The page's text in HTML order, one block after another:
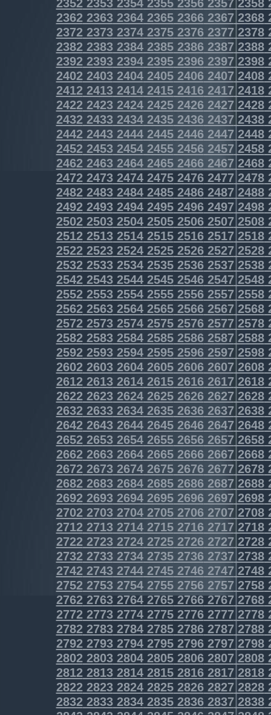
2362236323642365236623672368
2372237323742375237623772378
2382238323842385238623872388
2392239323942395239623972398
2402240324042405240624072408
2412241324142415241624172418
2422242324242425242624272428
243224332434243524362437 2438
2442244324442445244624472448
245224532454245524562457 2458
246224632464246524662467 2468
2472247324742475247624772478
2482248324842485248624872488
2492249324942495249624972498
2502250325042505250625072508
2512251325142515251625172518
2522252325242525252625272528
2532253325342535253625372538
2542254325442545254625472548
2552255325542555255625572558
2562256325642565256625672568
2572257325742575257625772578
2582258325842585258625872588
2592259325942595259625972598
2602260326042605260626072608
2612261326142615261626172618
2622262326242625262626272628
2632263326342635263626372638
2642264326442645264626472648
2652265326542655265626572658
2662266326642665266626672668
2672267326742675267626772678
2682268326842685268626872688
2692269326942695269626972698
2702270327042705270627072708
2712271327142715271627172718
272227232724272527262727 2728
273227332734273527362737 2738
274227432744274527462747 2748
275227532754275527562757 2758
2762276327642765276627672768
2772277327742775277627772778
2782278327842785278627872788
2792279327942795279627972798
2802280328042805280628072808
2812281328142815281628172818
2822282328242825282628272828
2832283328342835283628372838